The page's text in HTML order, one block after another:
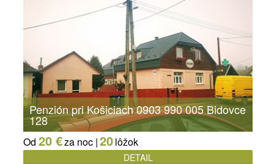
Penzión pri Košiciach 0903 990 005 Bidovce
128
Od 20 €za noc |20lôžok
DETAIL